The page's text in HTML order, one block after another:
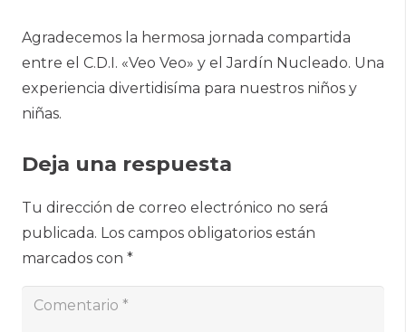
Agradecemos la hermosa jornada compartida
entre el C.D.I. «Veo Veo» y el Jardín Nucleado. Una
experiencia divertidisíma para nuestros niños y
niñas.
Deja una respuesta
Tu dirección de correo electrónico no será
publicada. Los campos obligatorios están
marcados con *